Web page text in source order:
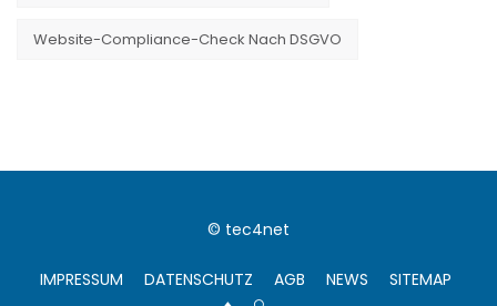
Website-Compliance-Check Nach DSGVO
© tec4net
IMPRESSUM DATENSCHUTZ AGB NEWS
SITEMAP